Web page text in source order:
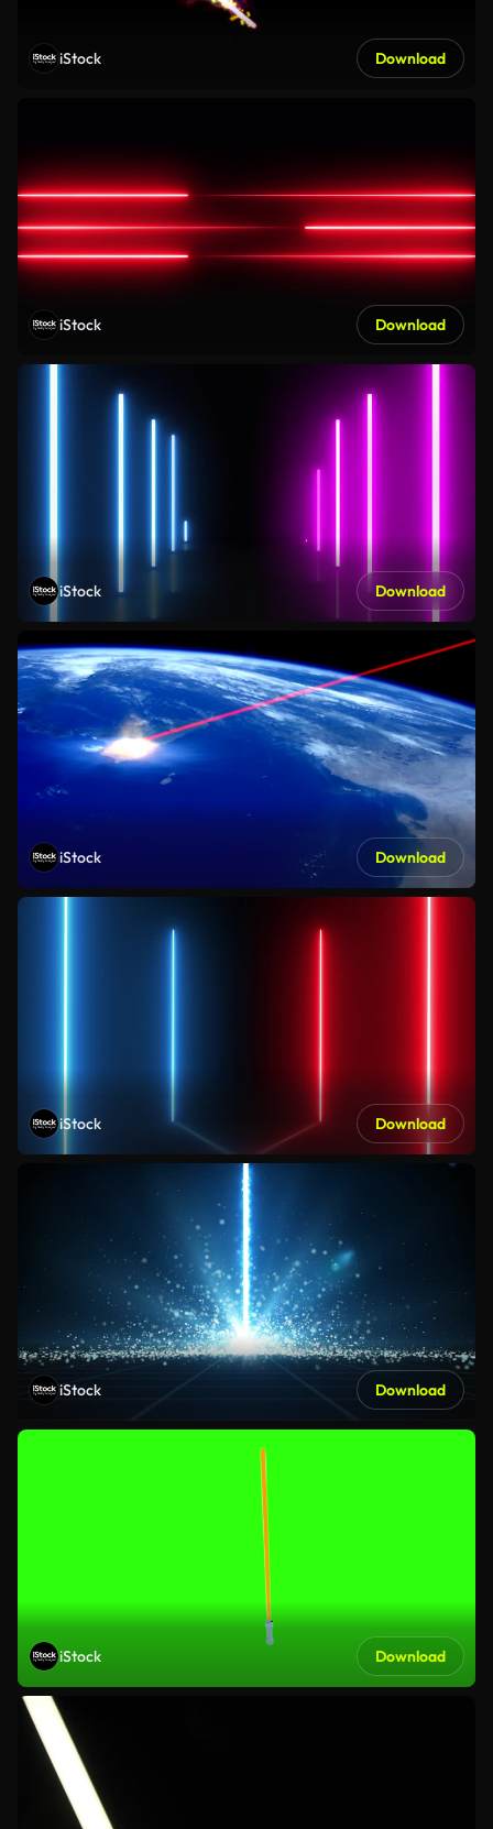
iStock Download
iStock Download
iStock Download
iStock Download
iStock Download
iStock Download
iStock Download